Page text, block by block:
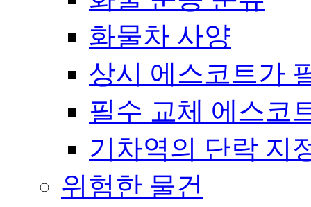
화물차 사양
상시 에스코트가
필수 교체 에스코
기차역의 단락 지
위험한 물건